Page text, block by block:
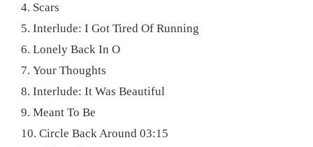
4. Scars
5. Interlude: I Got Tired Of Running
6. Lonely Back In O
7. Your Thoughts
8. Interlude: It Was Beautiful
9. Meant To Be
10. Circle Back Around 03:15